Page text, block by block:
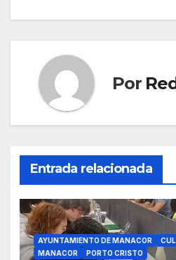
o
p
Por
Entrada relacionada
AYUNTAMIENTO DE MANACOR
MANACOR
PORTO CRISTO